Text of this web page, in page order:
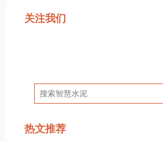
关注我们
搜
索
热文推荐